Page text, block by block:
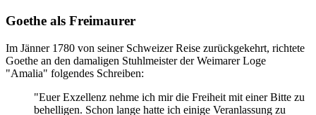
Goethe als Freimaurer
Im Jänner 1780 von seiner Schweizer Reise zurückgekehrt, richtete
Goethe an den damaligen Stuhlmeister der Weimarer Loge
"Amalia" folgendes Schreiben:
"Euer Exzellenz nehme ich mir die Freiheit mit einer Bitte zu
behelligen. Schon lange hatte ich einige Veranlassung zu